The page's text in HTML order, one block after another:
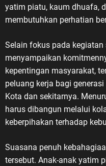
yatim piatu, kaum dhuafa,
membutuhkan perhatian
Selain fokus pada kegiatan
menyampaikan
kepentingan masyarakat,
peluang kerja bagi
Kota dan sekitarnya.
harus dibangun melalui
keberpihakan terhadap
Suasana penuh
tersebut. Anak-anak yatim